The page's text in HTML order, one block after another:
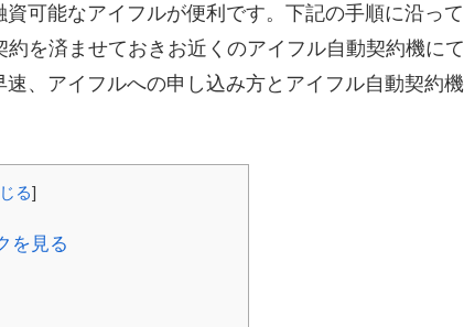
可能なアイフルが便利です。下記の手順に沿って
を済ませておきお近くのアイフル自動契約機にて
、アイフルへの申し込み方とアイフル自動契約機
る]
を見る